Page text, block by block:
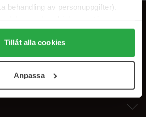
behandling av personuppgifter).
"Tillåt alla cookies" accepterar du
du under "Detaljer" kan anpassa
Du kan när som helst återkalla
Tillåt alla cookies
Anpassa